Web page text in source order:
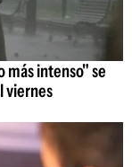
intenso" se
viernes